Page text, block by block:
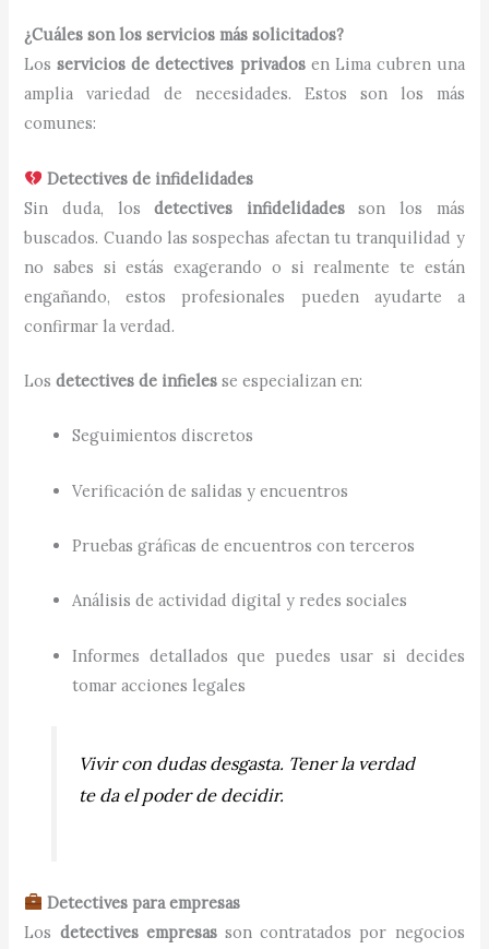
¿Cuáles son los servicios más solicitados?
Losservicios de detectives privadosen Lima cubren una
amplia variedad de necesidades. Estos son los más
comunes:
Detectives de infidelidades
Sin duda, losdetectives infidelidadesson los más
buscados. Cuando las sospechas afectan tu tranquilidad y
no sabes si estás exagerando o si realmente te están
engañando, estos profesionales pueden ayudarte a
confirmar la verdad.
Losdetectives de infieles se especializan en:
Seguimientos discretos
Verificación de salidas y encuentros
Pruebas gráficas de encuentros con terceros
Análisis de actividad digital y redes sociales
Informes detallados que puedes usar si decides
tomar acciones legales
Vivir con dudas desgasta. Tener la verdad
te da el poder de decidir.
Detectives para empresas
Los detectives empresasson contratados por negocios